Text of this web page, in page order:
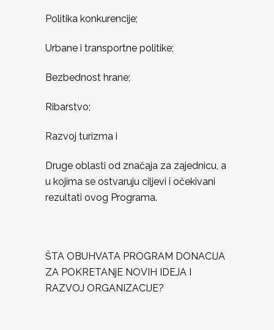
Politika konkurencije;
Urbane i transportne politike;
Bezbednost hrane;
Ribarstvo;
Razvoj turizma i
Druge oblasti od značaja za zajednicu, a
u kojima se ostvaruju ciljevi i očekivani
rezultati ovog Programa.
ŠTA OBUHVATA PROGRAM DONACIJA
ZA POKRETANjE NOVIH IDEJA I
RAZVOJ ORGANIZACIJE?